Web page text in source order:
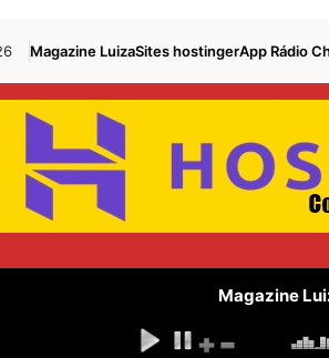
Magazine LuizaSites hostingerApp Rádio
Magazine